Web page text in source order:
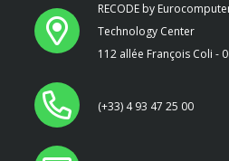
RECODE by
Technology Center
112 allée François Coli -
(+33) 4 93 47 25 00